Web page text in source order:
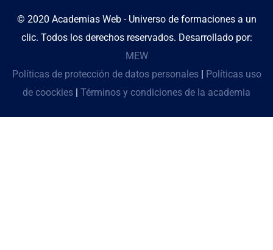
© 2020 Academias Web - Universo de formaciones a un
clic. Todos los derechos reservados. Desarrollado por:
MEW
Políticas de protección de datos personales| Políticas uso
de coockies | Términos y condiciones de la academia